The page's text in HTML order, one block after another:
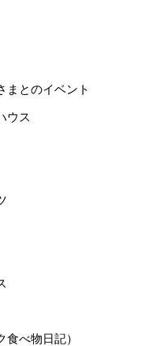
まとのイベント
ウス
べ物日記）